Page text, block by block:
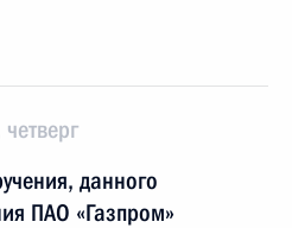
данного
ПАО «Газпром»